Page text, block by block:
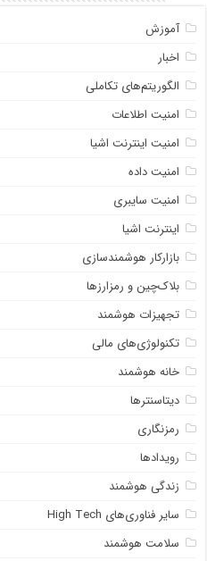
آموزش
اخبار
الگوریتم‌های تکاملی
امنیت اطلاعات
امنیت اینترنت اشیا
امنیت داده
امنیت سایبری
اینترنت اشیا
بازارکار هوشمندسازی
بلاک‌چین و رمزارزها
تجهیزات هوشمند
تکنولوژی‌های مالی
خانه هوشمند
دیتاسنترها
رمزنگاری
رویدادها
زندگی هوشمند
سایر فناوری‌های High Tech
سلامت هوشمند